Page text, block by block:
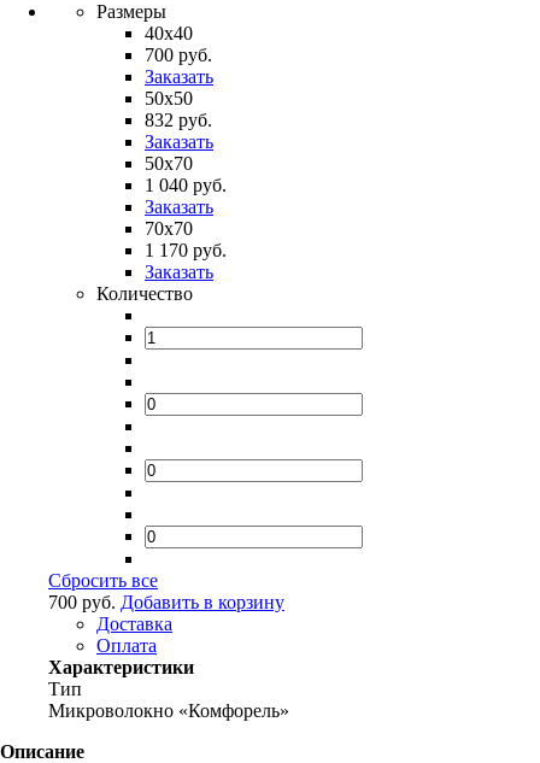
Размеры
40х40
700 руб.
Заказать
50х50
832 руб.
Заказать
50х70
1 040 руб.
Заказать
70х70
1 170 руб.
Заказать
Количество
Сбросить все
700 руб. Добавить в корзину
Доставка
Оплата
Характеристики
Тип
Микроволокно «Комфорель»
Описание